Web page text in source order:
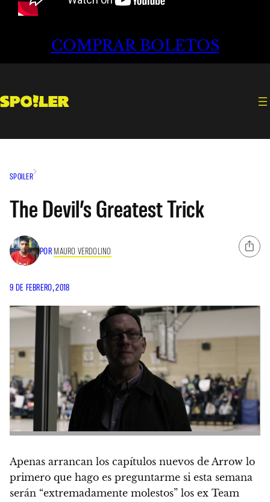
COMPRAR BOLETOS
SPOILER
The Devil’s Greatest Trick
POR MAURO VERDOLINO
9 DE FEBRERO, 2018
Apenas arrancan los capítulos nuevos de Arrow lo
primero que hago es preguntarme si esta semana
serán “extremadamente molestos” los ex Team